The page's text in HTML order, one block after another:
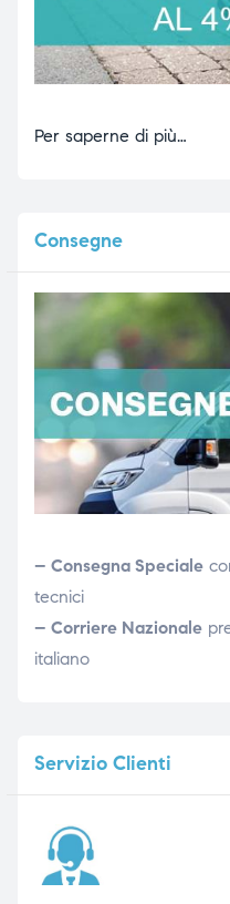
Per saperne di più…
Consegne
– Consegna Speciale
tecnici
– Corriere Nazionale
italiano
ServizioClienti